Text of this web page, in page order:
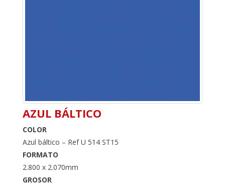
AZUL BÁLTICO
COLOR
Azul báltico – Ref U 514 ST15
FORMATO
2.800 x 2.070mm
GROSOR